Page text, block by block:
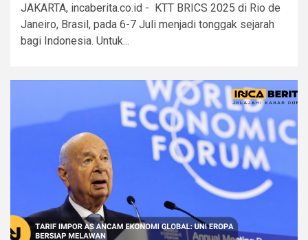
JAKARTA, incaberita.co.id - KTT BRICS 2025 di Rio de
Janeiro, Brasil, pada 6-7 Juli menjadi tonggak sejarah
bagi Indonesia. Untuk...